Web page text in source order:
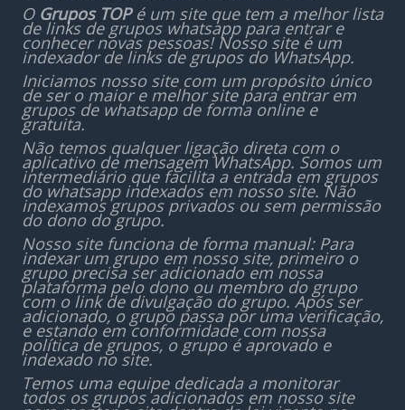
O Grupos TOPé um site que tem a melhor lista
de links de grupos whatsapp para entrar e
conhecer novas pessoas! Nosso site é um
indexador de links de grupos do WhatsApp.
Iniciamos nosso site com um propósito único
de ser o maior e melhor site para entrar em
grupos de whatsapp de forma online e
gratuita.
Não temos qualquer ligação direta com o
aplicativo de mensagem WhatsApp. Somos um
intermediário que facilita a entrada em grupos
do whatsapp indexados em nosso site. Não
indexamos grupos privados ou sem permissão
do dono do grupo.
Nosso site funciona de forma manual: Para
indexar um grupo em nosso site, primeiro o
grupo precisa ser adicionado em nossa
plataforma pelo dono ou membro do grupo
com o link de divulgação do grupo. Após ser
adicionado, o grupo passa por uma verificação,
e estando em conformidade com nossa
política de grupos, o grupo é aprovado e
indexado no site.
Temos uma equipe dedicada a monitorar
todos os grupos adicionados em nosso site